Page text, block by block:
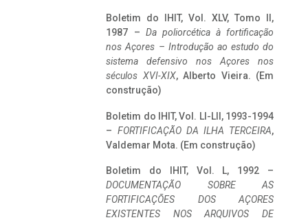
Boletim do IHIT, Vol. XLV, Tomo II,
1987 – Da poliorcética à fortificação
nos Açores – Introdução ao estudo do
sistema defensivo nos Açores nos
séculos XVI-XIX, Alberto Vieira. (Em
construção)
Boletim do IHIT, Vol. LI-LII, 1993-1994
– FORTIFICAÇÃO DA ILHA TERCEIRA,
Valdemar Mota. (Em construção)
Boletim do IHIT, Vol. L, 1992 –
DOCUMENTAÇÃO SOBRE AS
FORTIFICAÇÕES DOS AÇORES
EXISTENTES NOS ARQUIVOS DE